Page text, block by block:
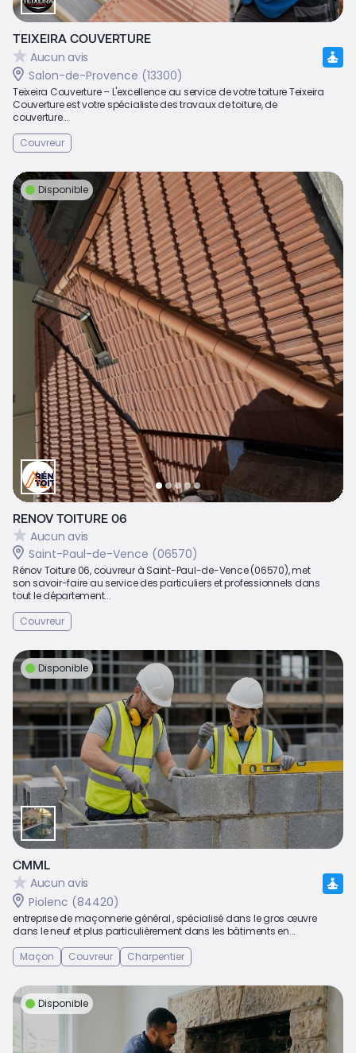
TEIXEIRA COUVERTURE
Aucun avis
Salon-de-Provence (13300)
Teixeira Couverture – L'excellence au service de votre toiture Teixeira
Couverture est votre spécialiste des travaux de toiture, de
couverture...
Couvreur
Disponible
RENOV TOITURE 06
Aucun avis
Saint-Paul-de-Vence (06570)
Rénov Toiture 06, couvreur à Saint-Paul-de-Vence (06570), met
son savoir-faire au service des particuliers et professionnels dans
tout le département...
Couvreur
Disponible
CMML
Aucun avis
Piolenc (84420)
entreprise de maçonnerie général , spécialisé dans le gros œuvre
dans le neuf et plus particulièrement dans les bâtiments en...
Maçon
Couvreur Charpentier
Disponible